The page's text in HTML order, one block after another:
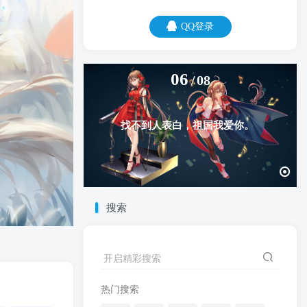
QQ登录
06 08
找不到人表白，祖国我爱你。
搜索
开启精彩搜索
热门搜索